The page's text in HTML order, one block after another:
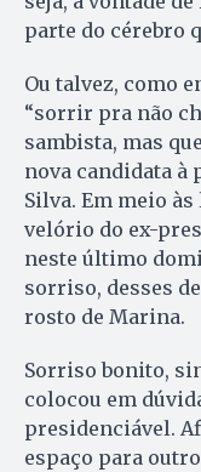
parte do cérebro
Ou talvez, como
“sorrir pra não
sambista, mas
nova candidata à
Silva. Em meio
velório do ex-
neste último
sorriso, desses
rosto de Marina.
Sorriso bonito,
colocou em
presidenciável.
espaço para